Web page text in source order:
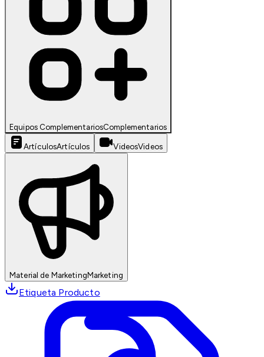
Equipos ComplementariosComplementarios
ArtículosArtículos VideosVideos
Material de MarketingMarketing
Etiqueta Producto